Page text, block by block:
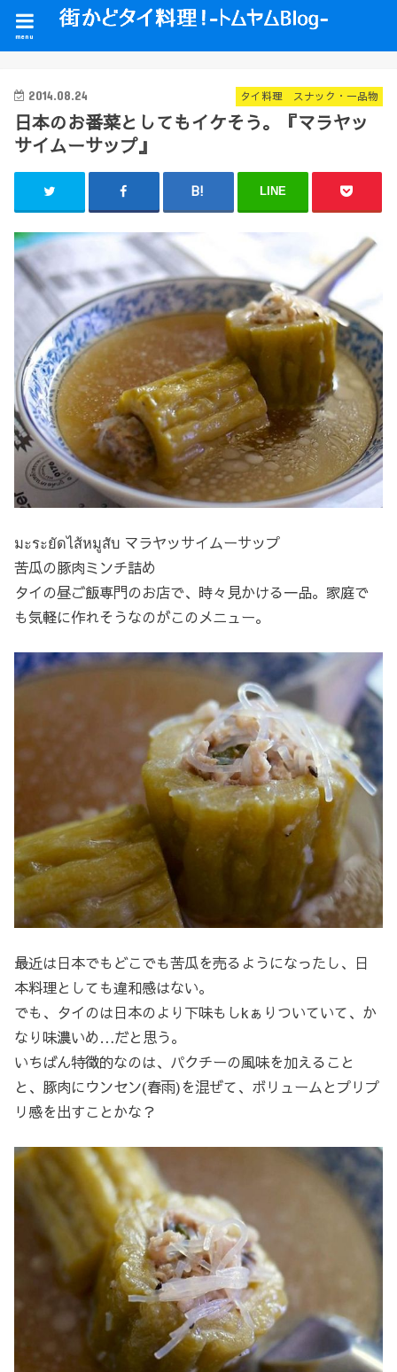
menu
タイ料理 スナック・一品物
2014.08.24
日本のお番菜としてもイケそう。『マラヤッ
サイムーサップ』
LINE
มะระยัดไส้หมูสับ マラヤッサイムーサップ
苦瓜の豚肉ミンチ詰め
タイの昼ご飯専門のお店で、時々見かける一品。家庭で
も気軽に作れそうなのがこのメニュー。
最近は日本でもどこでも苦瓜を売るようになったし、日
本料理としても違和感はない。
でも、タイのは日本のより下味もしkぁりついていて、か
なり味濃いめ…だと思う。
いちばん特徴的なのは、パクチーの風味を加えること
と、豚肉にウンセン(春雨)を混ぜて、ボリュームとプリプ
リ感を出すことかな？